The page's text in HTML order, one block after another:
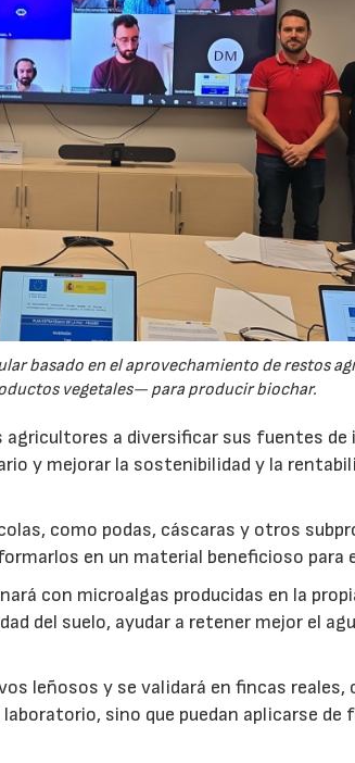
basado en el aprovechamiento de restos
vegetales— para producir biochar.
a diversificar sus fuentes
y mejorar la sostenibilidad y la
como podas, cáscaras y otros
en un material beneficioso para
con microalgas producidas en la
del suelo, ayudar a retener mejor el
leñosos y se validará en fincas reales,
sino que puedan aplicarse de